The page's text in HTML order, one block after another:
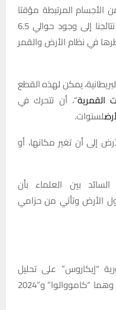
لأن 18 بالمئة من الأجسام المرتبطة مؤقتا
يمكن تصنيفها كأقمار صغيرة، تشير نتائجنا إلى وجود حوالي 6.5
في نظام الأرض والقمر
يمكن لهذه القطع
القمرية“، أن تتحرك في
لسنوات.
إلى أن تغير مكانها، أو
بين العلماء بأن
الأرض وتأتي من حزامي
“إيكاروس” على تحليل
قمرين صغيرين تم اكتشافهما مؤخرا، وهما “كامووالوا” و”2024